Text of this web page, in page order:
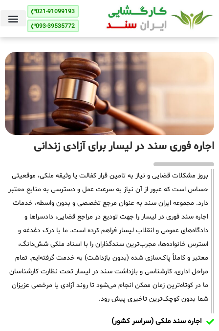
021-91099193
093-39535772
اجاره فوری سند در لیسار برای آزادی زندانی
بروز مشکلات قضایی و نیاز به تامین قرار کفالت یا وثیقه ملکی، موقعیتی
حساس است که عبور از آن نیاز به سرعت عمل و دسترسی به منابع معتبر
دارد. مجموعه ایران سند به عنوان مرجع تخصصی و بدون واسطه، خدمات
اجاره سند فوری در لیسار را جهت تودیع در مراجع قضایی، دادسراها و
دادگاه‌های عمومی و انقلاب لیسار فراهم کرده است. ما با درک دغدغه و
استرس خانواده‌ها، مجرب‌ترین سندگذاران را با اسناد ملکی شش‌دانگ،
معتبر و کاملاً پاک‌سازی شده (بدون بازداشت) به خدمت گرفته‌ایم. تمام
مراحل اداری، کارشناسی و بازداشت سند در لیسار تحت نظارت کارشناسان
ما در کوتاه‌ترین زمان ممکن انجام می‌شود تا روند آزادی یا مرخصی عزیزان
شما بدون کوچک‌ترین تاخیری پیش رود.
اجاره سند ملکی (سراسر کشور)